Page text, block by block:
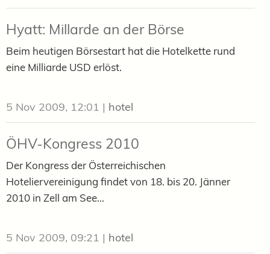
Hyatt: Millarde an der Börse
Beim heutigen Börsestart hat die Hotelkette rund
eine Milliarde USD erlöst.
5 Nov 2009, 12:01 | hotel
ÖHV-Kongress 2010
Der Kongress der Österreichischen
Hoteliervereinigung findet von 18. bis 20. Jänner
2010 in Zell am See...
5 Nov 2009, 09:21 | hotel